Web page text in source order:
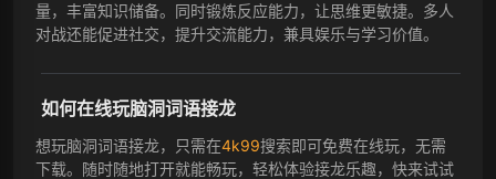
量，丰富知识储备。同时锻炼反应能力，让思维更敏捷。多人
对战还能促进社交，提升交流能力，兼具娱乐与学习价值。
如何在线玩脑洞词语接龙
想玩脑洞词语接龙，只需在4k99搜索即可免费在线玩，无需
下载。随时随地打开就能畅玩，轻松体验接龙乐趣，快来试试